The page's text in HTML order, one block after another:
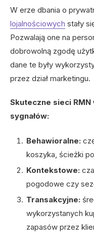
W erze dbania o
lojalnościowych stały
Pozwalają one na
dobrowolną zgodę
dane te były
przez dział marketingu.
Skuteczne sieci
sygnałów:
Behawioralne:
koszyka, ścieżki
Kontekstowe:
pogodowe czy
Transakcyjne:
wykorzystanych
zapasów przez